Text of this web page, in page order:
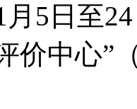
月5日至
价中心”